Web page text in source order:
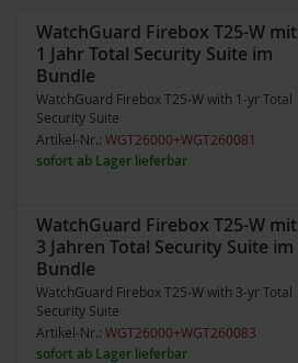
WatchGuard Firebox T25-W mit
1 Jahr Total Security Suite im
Bundle
WatchGuard Firebox T25-W with 1-yr Total
Security Suite
Artikel-Nr.: WGT26000+WGT260081
sofort ab Lager lieferbar
WatchGuard Firebox T25-W mit
3 Jahren Total Security Suite im
Bundle
WatchGuard Firebox T25-W with 3-yr Total
Security Suite
Artikel-Nr.: WGT26000+WGT260083
sofort ab Lager lieferbar